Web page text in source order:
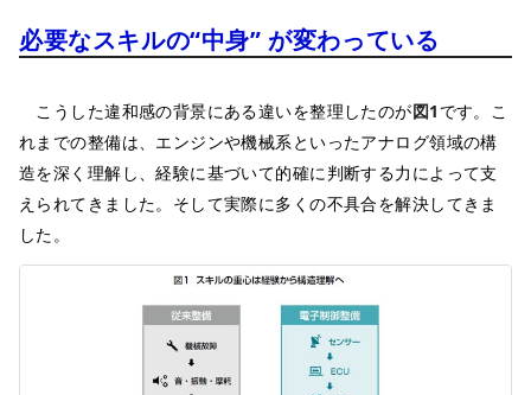
必要なスキルの“中身” が変わっている
こうした違和感の背景にある違いを整理したのが図1 です。こ
れまでの整備は、エンジンや機械系といったアナログ領域の構
造を深く理解し、経験に基づいて的確に判断する力によって支
えられてきました。そして実際に多くの不具合を解決してきま
した。